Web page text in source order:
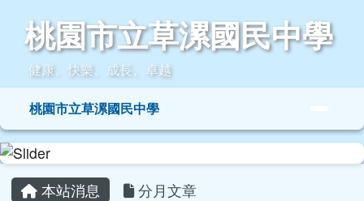
桃園市立草漯國民中學
桃園市立草漯國民中學
健康、快樂、成長、卓越
導覽列桃園市立草漯國民中學
主內容區域
本站消息 分月文章
頁尾區域